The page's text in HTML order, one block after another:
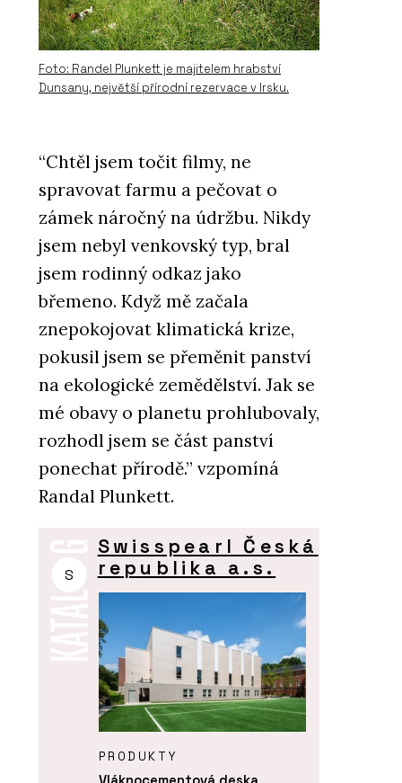
Foto: Randel Plunkett je majitelem hrabství
Dunsany, největší přírodní rezervace v Irsku.
“Chtěl jsem točit filmy, ne
spravovat farmu a pečovat o
zámek náročný na údržbu. Nikdy
jsem nebyl venkovský typ, bral
jsem rodinný odkaz jako
břemeno. Když mě začala
znepokojovat klimatická krize,
pokusil jsem se přeměnit panství
na ekologické zemědělství. Jak se
mé obavy o planetu prohlubovaly,
rozhodl jsem se část panství
ponechat přírodě.” vzpomíná
Randal Plunkett.
S
Swisspearl Česká
republika a.s.
PRODUKTY